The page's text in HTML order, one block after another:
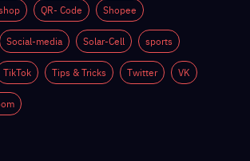
QR- Code Shopee
Social-media Solar-Cell sports
TikTok Tips & Tricks Twitter VK